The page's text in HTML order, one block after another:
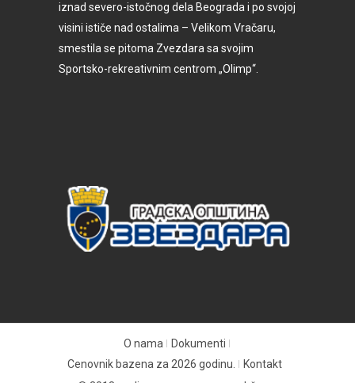
iznad severo-istočnog dela Beograda i po svojoj
visini ističe nad ostalima – Velikom Vračaru,
smestila se pitoma Zvezdara sa svojim
Sportsko-rekreativnim centrom „Olimp“.
O nama
Dokumenti
Cenovnik bazena za 2026 godinu.
Kontakt